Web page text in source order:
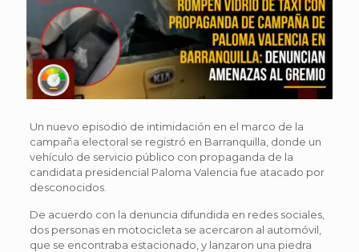
Un nuevo episodio de intimidación en el marco de la
campaña electoral se registró en Barranquilla, donde un
vehículo de servicio público con propaganda de la
candidata presidencial Paloma Valencia fue atacado por
desconocidos.
De acuerdo con la denuncia difundida en redes sociales,
dos personas en motocicleta se acercaron al automóvil,
que se encontraba estacionado, y lanzaron una piedra